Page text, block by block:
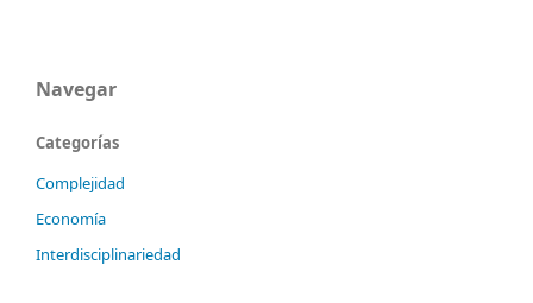
Navegar
Categorías
Complejidad
Economía
Interdisciplinariedad